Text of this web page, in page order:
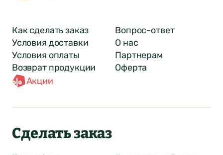
Как сделать заказ
Условия доставки
Условия оплаты
Возврат продукции
Акции
Вопрос-ответ
О нас
Партнерам
Оферта
Сделать заказ